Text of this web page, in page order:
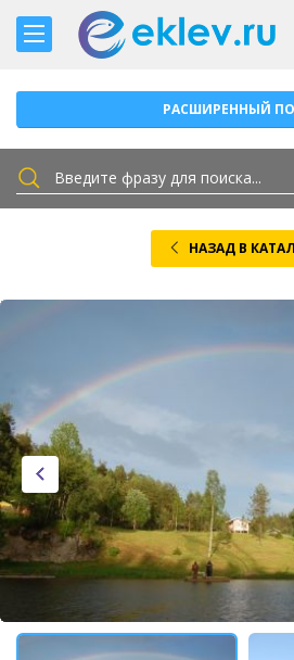
РАСШИРЕННЫЙ
НАЗАД В